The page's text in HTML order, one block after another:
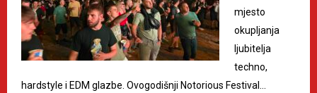
mjesto
okupljanja
ljubitelja
techno,
hardstyle i EDM glazbe. Ovogodišnji Notorious Festival…